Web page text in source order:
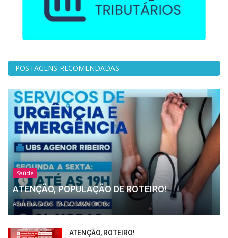
POSTAGENS RECOMENDADAS
Saúde
ATENÇÃO, POPULAÇÃO DE ROTEIRO!
Administrador Mai 27, 2026 169
ATENÇÃO, ROTEIRO!